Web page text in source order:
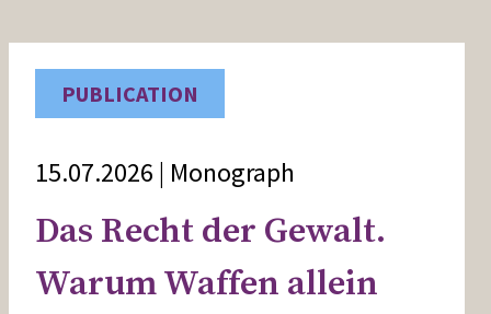
PUBLICATION
15.07.2026 | Monograph
Das Recht der Gewalt.
Warum Waffen allein